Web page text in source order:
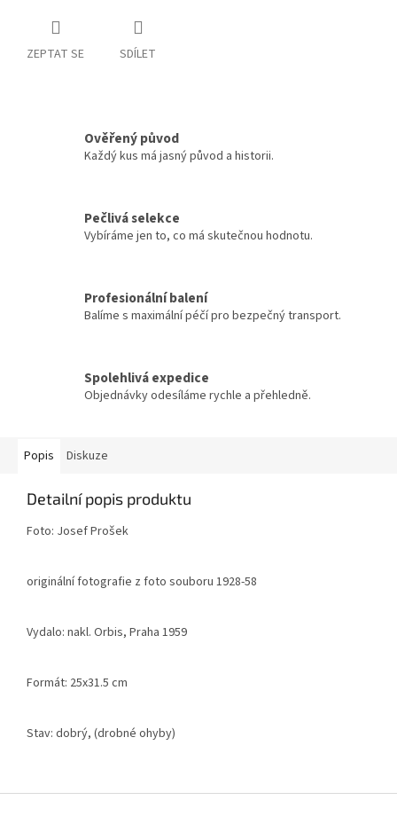
ZEPTAT SE SDÍLET
Ověřený původ
Každý kus má jasný původ a historii.
Pečlivá selekce
Vybíráme jen to, co má skutečnou hodnotu.
Profesionální balení
Balíme s maximální péčí pro bezpečný transport.
Spolehlivá expedice
Objednávky odesíláme rychle a přehledně.
Popis Diskuze
Detailní popis produktu
Foto: Josef Prošek
originální fotografie z foto souboru 1928-58
Vydalo: nakl. Orbis, Praha 1959
Formát: 25x31.5 cm
Stav: dobrý, (drobné ohyby)